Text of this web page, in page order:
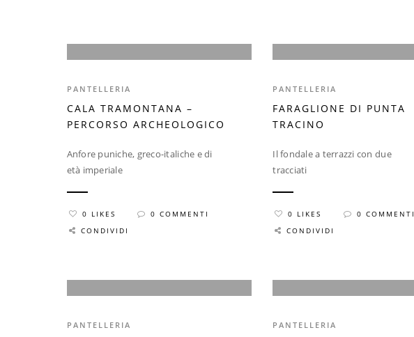
PANTELLERIA
CALA TRAMONTANA –
PERCORSO ARCHEOLOGICO
Anfore puniche, greco-italiche e di
età imperiale
0 LIKES
0 COMMENTI
CONDIVIDI
PANTELLERIA
FARAGLIONE DI PUNTA
TRACINO
Il fondale a terrazzi con due
tracciati
0 LIKES
0 COMMENTI
CONDIVIDI
PANTELLERIA PANTELLERIA